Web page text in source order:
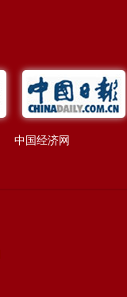
中国经济网